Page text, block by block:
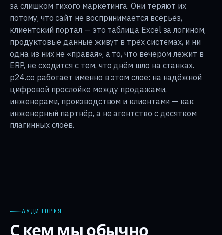
за слишком тихого маркетинга. Они теряют их
потому, что сайт не воспринимается всерьёз,
клиентский портал — это таблица Excel за логином,
продуктовые данные живут в трёх системах, и ни
одна из них не «правая», а то, что вечером лежит в
ERP, не сходится с тем, что днём шло на станках.
p24.co работает именно в этом слое: на надёжной
цифровой прослойке между продажами,
инженерами, производством и клиентами — как
инженерный партнёр, а не агентство с десятком
плагинных слоёв.
АУДИТОРИЯ
С кем мы обычно